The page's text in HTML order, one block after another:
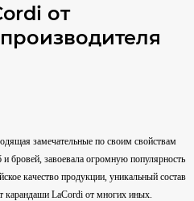
от
замечательные по своим свойствам
и бровей, завоевала огромную популярность
качество продукции, уникальный состав
карандаши LaCordi от многих иных.